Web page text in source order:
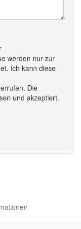
werden nur zur
Ich kann diese
Die
und akzeptiert.